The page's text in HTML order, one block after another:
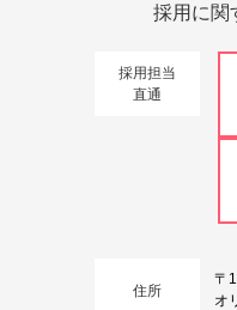
採用に関
採用担当
直通
住所
〒
オ